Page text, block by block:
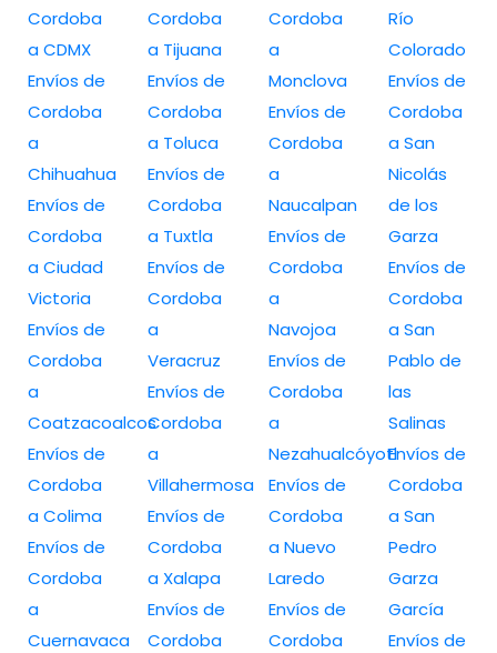
Cordoba
a CDMX
Envíos de
Cordoba
a
Chihuahua
Envíos de
Cordoba
a Ciudad
Victoria
Envíos de
Cordoba
a
Coatzacoalcos
Envíos de
Cordoba
a Colima
Envíos de
Cordoba
a
Cuernavaca
Cordoba
a Tijuana
Envíos de
Cordoba
a Toluca
Envíos de
Cordoba
a Tuxtla
Envíos de
Cordoba
a
Veracruz
Envíos de
Cordoba
a
Villahermosa
Envíos de
Cordoba
a Xalapa
Envíos de
Cordoba
Cordoba
a
Monclova
Envíos de
Cordoba
a
Naucalpan
Envíos de
Cordoba
a
Navojoa
Envíos de
Cordoba
a
Nezahualcóyotl
Envíos de
Cordoba
a Nuevo
Laredo
Envíos de
Cordoba
Río
Colorado
Envíos de
Cordoba
a San
Nicolás
de los
Garza
Envíos de
Cordoba
a San
Pablo de
las
Salinas
Envíos de
Cordoba
a San
Pedro
Garza
García
Envíos de